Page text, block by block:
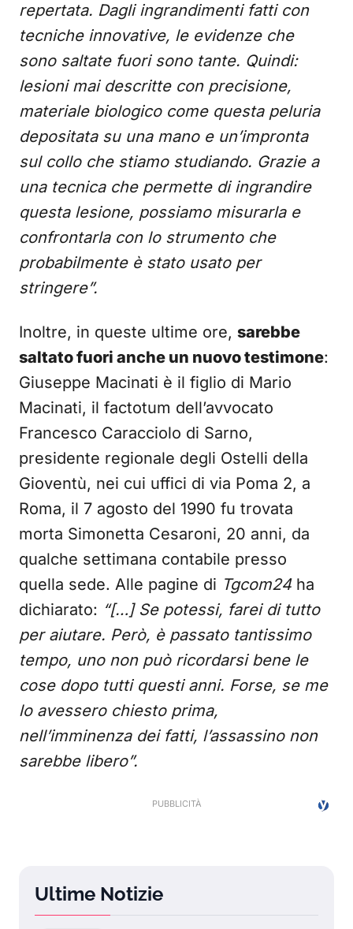
repertata. Dagli ingrandimenti fatti con
tecniche innovative, le evidenze che
sono saltate fuori sono tante. Quindi:
lesioni mai descritte con precisione,
materiale biologico come questa peluria
depositata su una mano e un’impronta
sul collo che stiamo studiando. Grazie a
una tecnica che permette di ingrandire
questa lesione, possiamo misurarla e
confrontarla con lo strumento che
probabilmente è stato usato per
stringere”.
Inoltre, in queste ultime ore, sarebbe
saltato fuori anche un nuovo testimone:
Giuseppe Macinati è il figlio di Mario
Macinati, il factotum dell’avvocato
Francesco Caracciolo di Sarno,
presidente regionale degli Ostelli della
Gioventù, nei cui uffici di via Poma 2, a
Roma, il 7 agosto del 1990 fu trovata
morta Simonetta Cesaroni, 20 anni, da
qualche settimana contabile presso
quella sede. Alle pagine di Tgcom24ha
dichiarato: “[…] Se potessi, farei di tutto
per aiutare. Però, è passato tantissimo
tempo, uno non può ricordarsi bene le
cose dopo tutti questi anni. Forse, se me
lo avessero chiesto prima,
nell’imminenza dei fatti, l’assassino non
sarebbe libero”.
Ultime Notizie